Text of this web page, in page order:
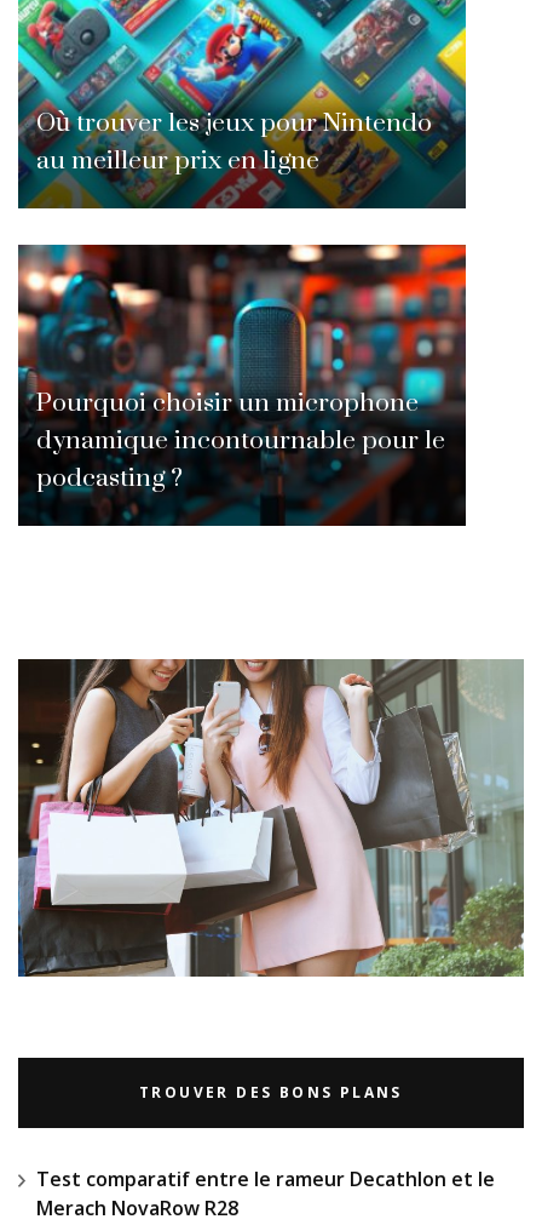
Où trouver les jeux pour Nintendo
au meilleur prix en ligne
Pourquoi choisir un microphone
dynamique incontournable pour le
podcasting ?
TROUVER DES BONS PLANS
Test comparatif entre le rameur Decathlon et le
Merach NovaRow R28